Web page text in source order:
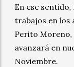
En ese
trabajos en los
Perito Moreno,
avanzará en
Noviembre.